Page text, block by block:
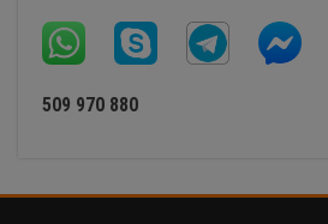
509 970 880